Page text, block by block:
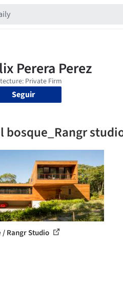
Seguir
bosque_Rangr
/ Rangr Studio